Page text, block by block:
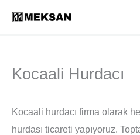
atla
Kocaali Hurdacı
Kocaali hurdacı firma olarak
hurdası ticareti yapıyoruz.